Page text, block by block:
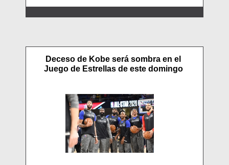
Deceso de Kobe será sombra en el
Juego de Estrellas de este domingo